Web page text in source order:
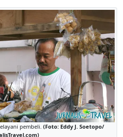
pembeli. (Foto: Eddy J. Soetopo/